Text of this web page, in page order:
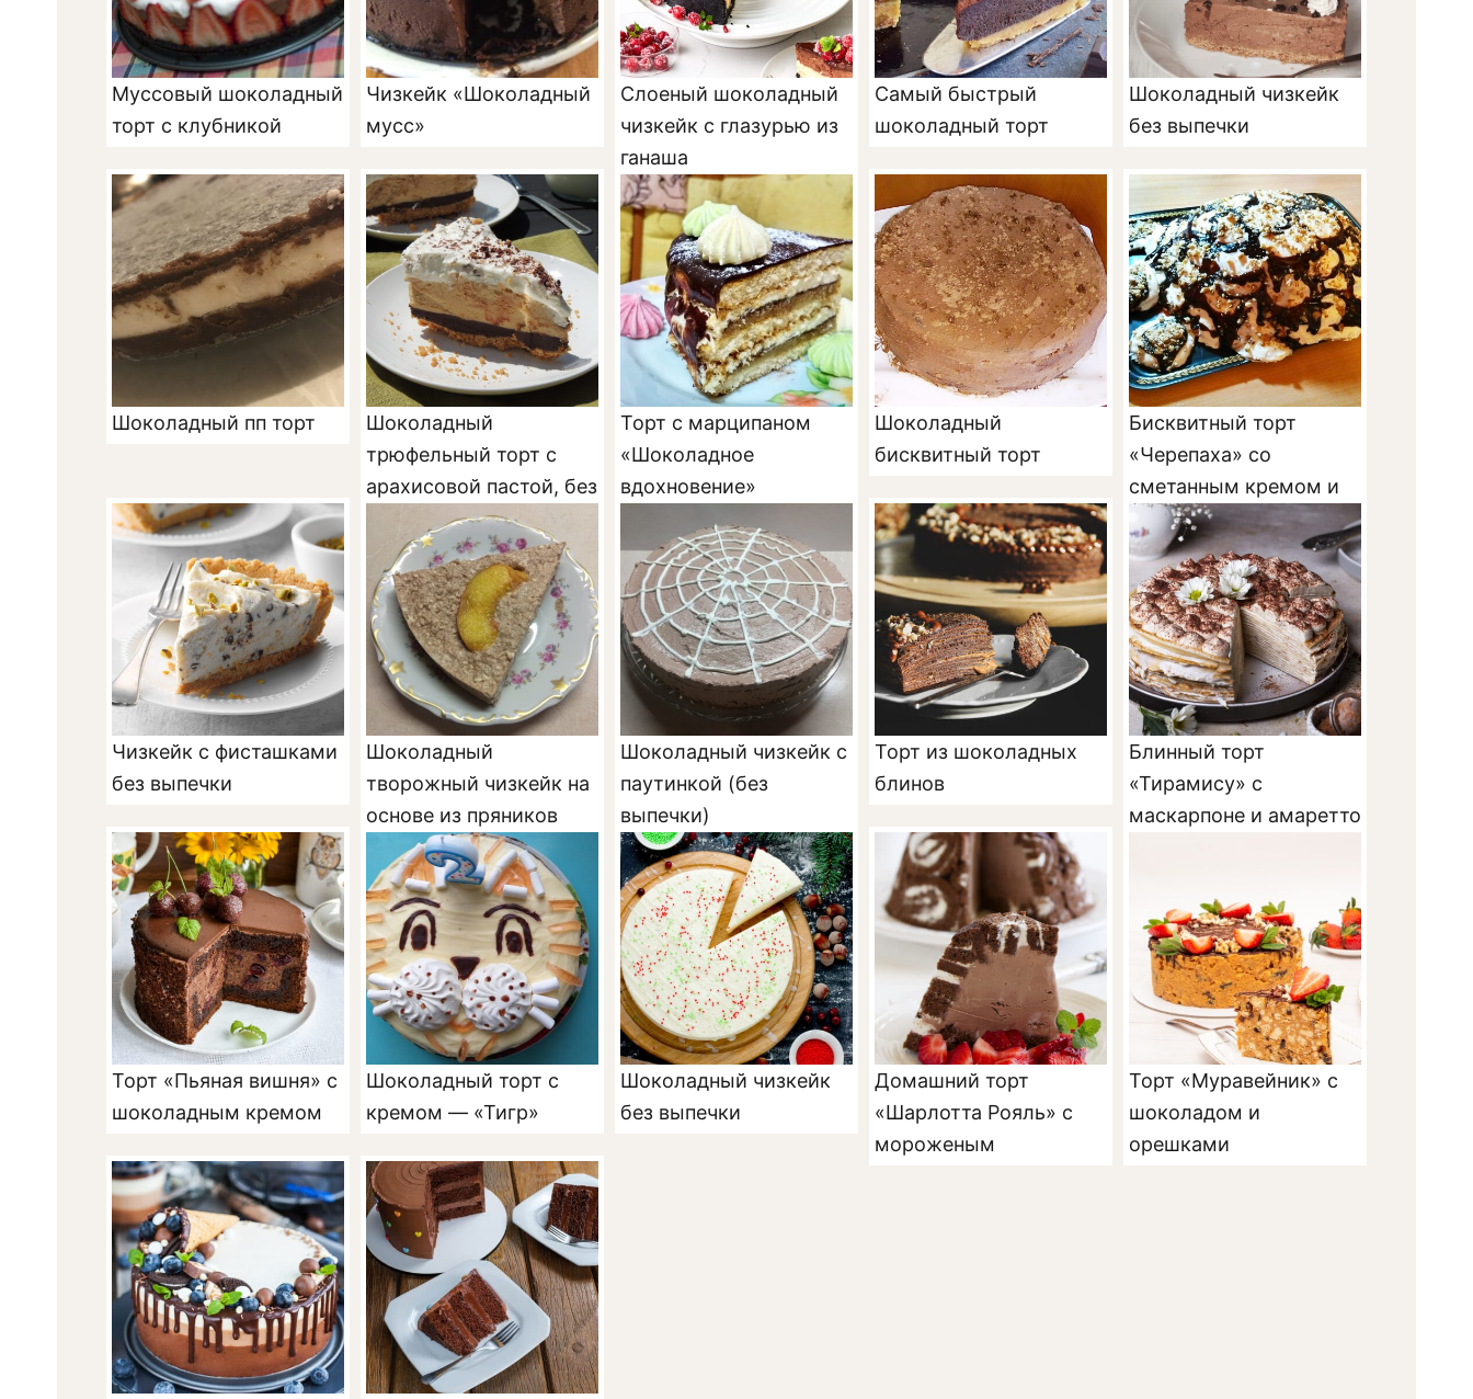
Муссовый шоколадный
торт с клубникой
Чизкейк «Шоколадный
мусс»
Слоеный шоколадный
чизкейк с глазурью из
ганаша
Самый быстрый
шоколадный торт
Шоколадный чизкейк
без выпечки
Шоколадный пп торт
Шоколадный
трюфельный торт с
арахисовой пастой, без
выпечки
Торт с марципаном
«Шоколадное
вдохновение»
Шоколадный
бисквитный торт
Бисквитный торт
«Черепаха» со
сметанным кремом и
шоколадом
Чизкейк с фисташками
без выпечки
Шоколадный
творожный чизкейк на
основе из пряников
Шоколадный чизкейк с
паутинкой (без
выпечки)
Торт из шоколадных
блинов
Блинный торт
«Тирамису» с
маскарпоне и амаретто
Торт «Пьяная вишня» с
шоколадным кремом
Шоколадный торт с
кремом — «Тигр»
Шоколадный чизкейк
без выпечки
Домашний торт
«Шарлотта Рояль» с
мороженым
Торт «Муравейник» с
шоколадом и
орешками